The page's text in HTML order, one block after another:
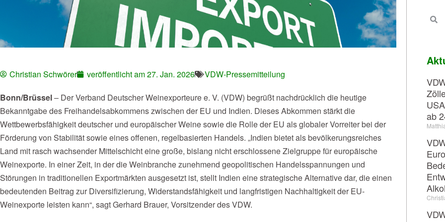
Christian Schwörer veröffentlicht am27. Jan. 2026 VDW-Pressemitteilung
Bonn/Brüssel– Der Verband Deutscher Weinexporteure e. V. (VDW) begrüßt nachdrücklich die heutige
Bekanntgabe des Freihandelsabkommens zwischen der EU und Indien. Dieses Abkommen stärkt die
Wettbewerbsfähigkeit deutscher und europäischer Weine sowie die Rolle der EU als globaler Vorreiter bei der
Förderung von Stabilität sowie eines offenen, regelbasierten Handels. „Indien bietet als bevölkerungsreiches
Land mit rasch wachsender Mittelschicht eine große, bislang nicht erschlossene Zielgruppe für europäische
Weinexporte. In einer Zeit, in der die Weinbranche zunehmend geopolitischen Handelsspannungen und
Störungen in traditionellen Exportmärkten ausgesetzt ist, stellt Indien eine strategische Alternative dar, die einen
bedeutenden Beitrag zur Diversifizierung, Widerstandsfähigkeit und langfristigen Nachhaltigkeit der EU-
Weinexporte leisten kann“, sagt Gerhard Brauer, Vorsitzender des VDW.
ab